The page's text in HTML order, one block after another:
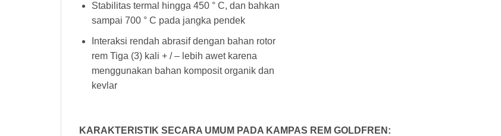
Stabilitas termal hingga 450 ° C, dan bahkan
sampai 700 ° C pada jangka pendek
Interaksi rendah abrasif dengan bahan rotor
rem Tiga (3) kali + / – lebih awet karena
menggunakan bahan komposit organik dan
kevlar
KARAKTERISTIK SECARA UMUM PADA KAMPAS REM GOLDFREN: